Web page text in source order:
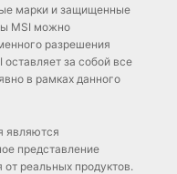
марки и защищенные
MSI можно
разрешения
за собой все
в рамках данного
являются
представление
от реальных продуктов.